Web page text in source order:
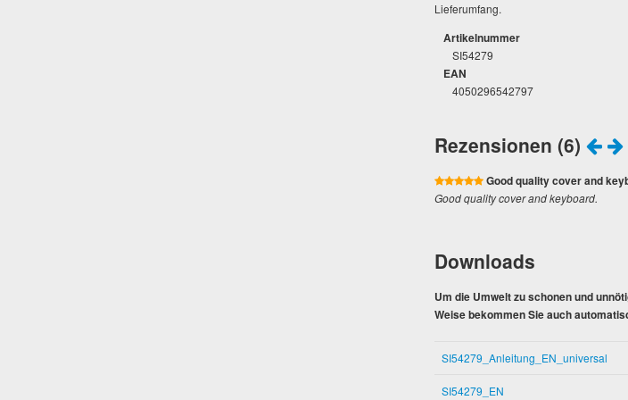
Lieferumfang.
Artikelnummer
SI54279
EAN
4050296542797
Rezensionen (6)
Good quality cover and
Good quality cover and keyboard.
Downloads
Um die Umwelt zu schonen und
Weise bekommen Sie auch
SI54279_Anleitung_EN_universal
SI54279_EN